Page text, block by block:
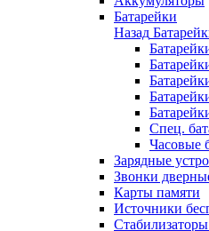
Батарейки
Назад
Спец.
Часовые
Зарядные
Звонки
Карты памяти
Источники